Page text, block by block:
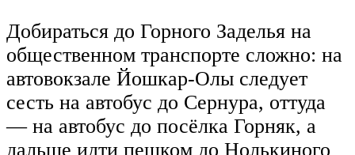
Добираться до Горного Заделья на
общественном транспорте сложно: на
автовокзале Йошкар-Олы следует
сесть на автобус до Сернура, оттуда
— на автобус до посёлка Горняк, а
дальше идти пешком до Нолькиного